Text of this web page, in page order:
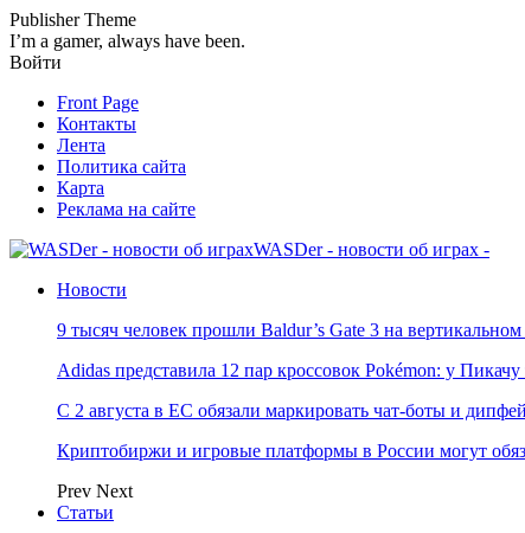
Publisher Theme
I’m a gamer, always have been.
Войти
Front Page
Контакты
Лента
Политика сайта
Карта
Реклама на сайте
WASDer - новости об играх -
Новости
9 тысяч человек прошли Baldur’s Gate 3 на
Adidas представила 12 пар кроссовок Pokémon: у
С 2 августа в ЕС обязали маркировать чат-боты и
Криптобиржи и игровые платформы в России могут
Prev Next
Статьи